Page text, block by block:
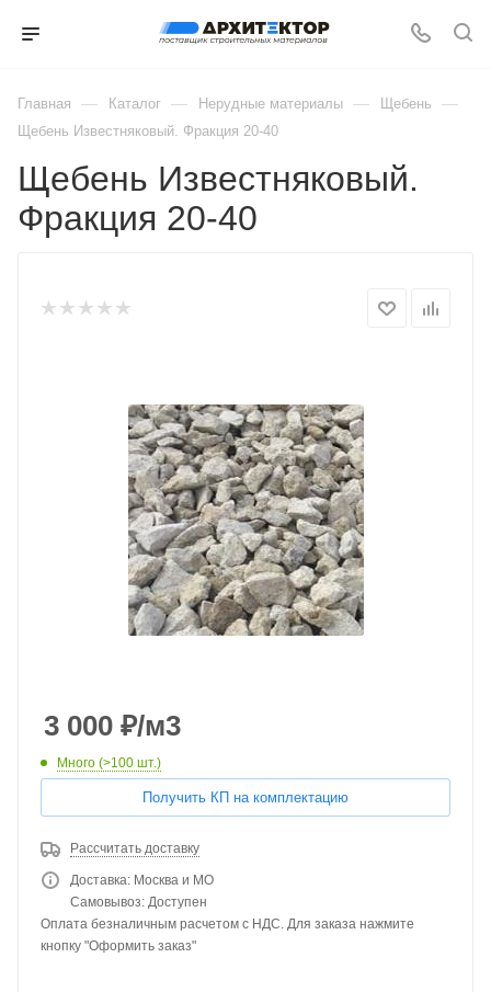
Главная — Каталог — Нерудные материалы — Щебень —
Щебень Известняковый. Фракция 20-40
Щебень Известняковый.
Фракция 20-40
3 000 ₽/м3
Много (>100 шт.)
Получить КП на комплектацию
Рассчитать доставку
Доставка: Москва и МО
Самовывоз: Доступен
Оплата безналичным расчетом с НДС. Для заказа нажмите
кнопку "Оформить заказ"